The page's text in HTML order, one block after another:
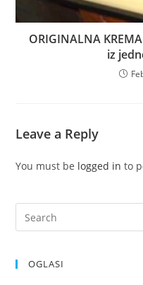
ORIGINALNA
iz
Leave a Reply
You must be logged in to
OGLASI